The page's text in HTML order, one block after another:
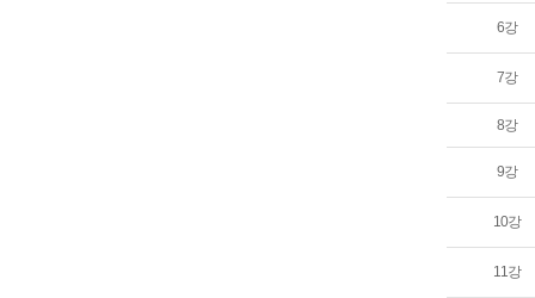
6강
7강
8강
9강
10강
11강